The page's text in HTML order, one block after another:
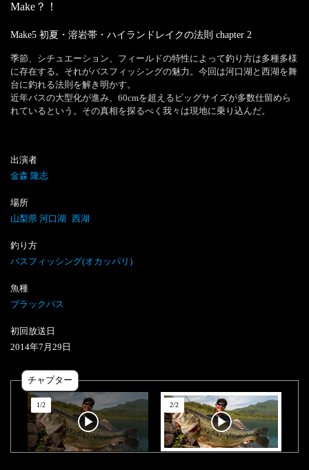
Make？！
Make5 初夏・溶岩帯・ハイランドレイクの法則 chapter 2
季節、シチュエーション、フィールドの特性によって釣り方は多種多様
に存在する。それがバスフィッシングの魅力。今回は河口湖と西湖を舞
台に釣れる法則を解き明かす。
近年バスの大型化が進み、60cmを超えるビッグサイズが多数仕留めら
れているという。その真相を探るべく我々は現地に乗り込んだ。
出演者
金森 隆志
場所
山梨県 河口湖 西湖
釣り方
バスフィッシング(オカッパリ)
魚種
ブラックバス
初回放送日
2014年7 月 29 日
チャプター
1/2 2/2